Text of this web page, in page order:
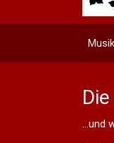
Musik
…und